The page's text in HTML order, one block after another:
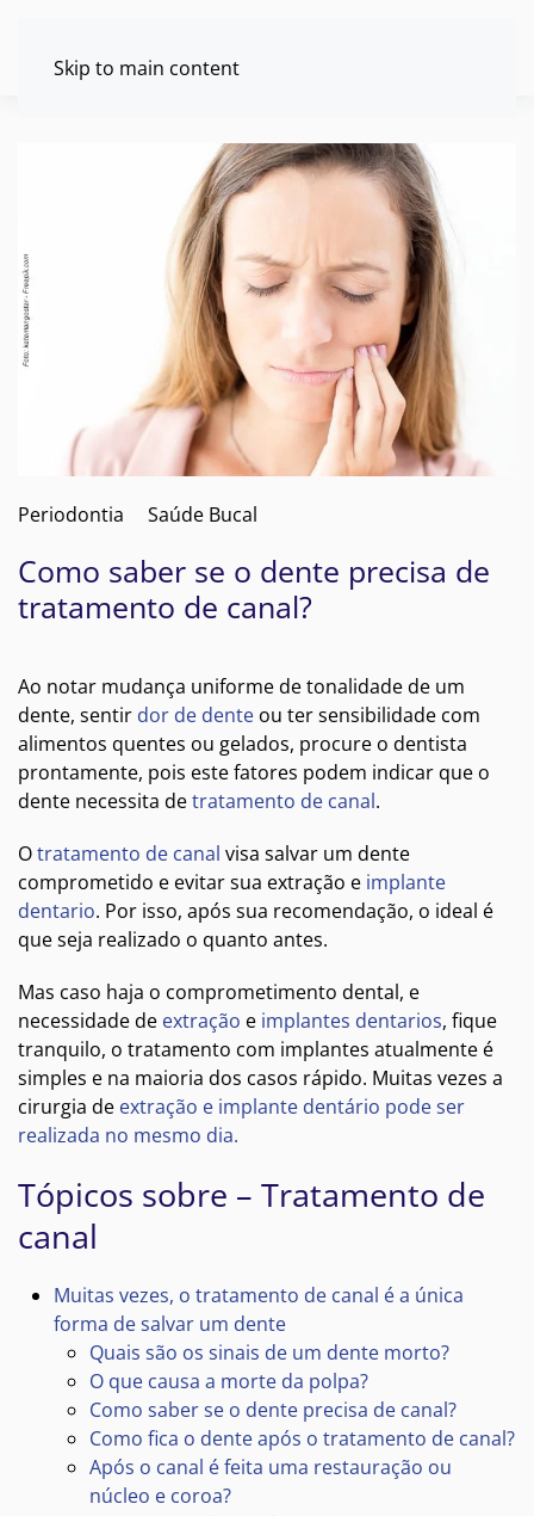
Skip to main content
Periodontia Saúde Bucal
Como saber se o dente precisa de
tratamento de canal?
Ao notar mudança uniforme de tonalidade de um
dente, sentir dor de dente ou ter sensibilidade com
alimentos quentes ou gelados, procure o dentista
prontamente, pois este fatores podem indicar que o
dente necessita detratamento de canal.
Otratamento de canal visa salvar um dente
comprometido e evitar sua extração e implante
dentario. Por isso, após sua recomendação, o ideal é
que seja realizado o quanto antes.
Mas caso haja o comprometimento dental, e
necessidade de extração e implantes dentarios, fique
tranquilo, o tratamento com implantes atualmente é
simples e na maioria dos casos rápido. Muitas vezes a
cirurgia de extração e implante dentário pode ser
realizada no mesmo dia.
Tópicos sobre – Tratamento de
canal
Muitas vezes, o tratamento de canal é a única
forma de salvar um dente
Quais são os sinais de um dente morto?
O que causa a morte da polpa?
Como saber se o dente precisa de canal?
Como fica o dente após o tratamento de canal?
Após o canal é feita uma restauração ou
núcleo e coroa?